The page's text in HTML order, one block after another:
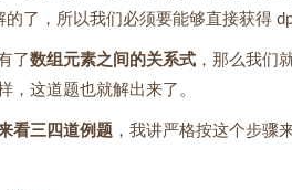
了，所以我们必须要能够直接获得
了数组元素之间的关系式 ，那么我们
，这道题也就解出来了。
看三四道例题 ，我讲严格按这个步骤